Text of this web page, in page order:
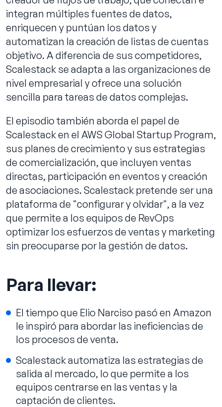
integran múltiples fuentes de datos,
enriquecen y puntúan los datos y
automatizan la creación de listas de cuentas
objetivo. A diferencia de sus competidores,
Scalestack se adapta a las organizaciones de
nivel empresarial y ofrece una solución
sencilla para tareas de datos complejas.
El episodio también aborda el papel de
Scalestack en el AWS Global Startup Program,
sus planes de crecimiento y sus estrategias
de comercialización, que incluyen ventas
directas, participación en eventos y creación
de asociaciones. Scalestack pretende ser una
plataforma de "configurar y olvidar", a la vez
que permite a los equipos de RevOps
optimizar los esfuerzos de ventas y marketing
sin preocuparse por la gestión de datos.
Para llevar:
El tiempo que Elio Narciso pasó en Amazon
le inspiró para abordar las ineficiencias de
los procesos de venta.
Scalestack automatiza las estrategias de
salida al mercado, lo que permite a los
equipos centrarse en las ventas y la
captación de clientes.